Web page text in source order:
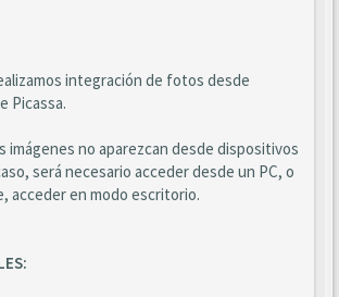
integración de fotos desde
Picassa.
imágenes no aparezcan desde dispositivos
será necesario acceder desde un PC, o
acceder en modo escritorio.